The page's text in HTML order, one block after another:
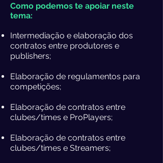
Como podemos te apoiar neste
tema:
Intermediação e elaboração dos
contratos entre produtores e
publishers;
Elaboração de regulamentos para
competições;
Elaboração de contratos entre
clubes/times e ProPlayers;
Elaboração de contratos entre
clubes/times e Streamers;